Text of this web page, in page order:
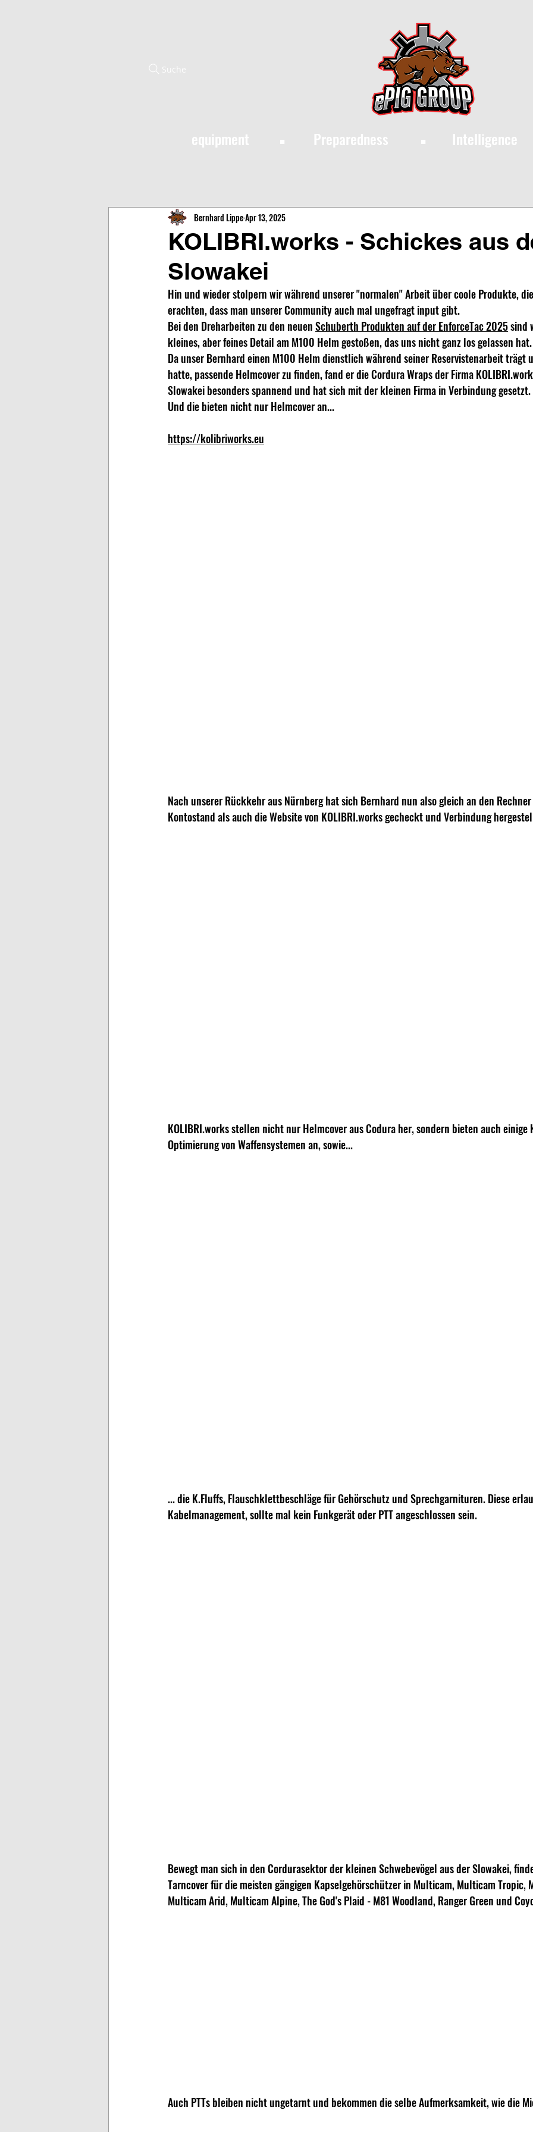
·
equipment Preparedness Intelligence
·
Suche
KOLIBRI.works - Schickes aus
Slowakei
Bernhard LippeApr 13, 2025
Hin und wieder stolpern wir während unserer "normalen" Arbeit über coole Produkte,
erachten, dass man unserer Community auch mal ungefragt input gibt.
Bei den Dreharbeiten zu den neuen Schuberth Produkten auf der EnforceTac 2025 sind
kleines, aber feines Detail am M100 Helm gestoßen, das uns nicht ganz los gelassen hat.
Da unser Bernhard einen M100 Helm dienstlich während seiner Reservistenarbeit trägt
hatte, passende Helmcover zu finden, fand er die Cordura Wraps der Firma
Slowakei besonders spannend und hat sich mit der kleinen Firma in Verbindung gesetzt.
Und die bieten nicht nur Helmcover an...
https://kolibriworks.eu
Nach unserer Rückkehr aus Nürnberg hat sich Bernhard nun also gleich an den
Kontostand als auch die Website von KOLIBRI.works gecheckt und Verbindung
KOLIBRI.works stellen nicht nur Helmcover aus Codura her, sondern bieten auch
Optimierung von Waffensystemen an, sowie...
... die K.Fluffs, Flauschklettbeschläge für Gehörschutz und Sprechgarnituren. Diese
Kabelmanagement, sollte mal kein Funkgerät oder PTT angeschlossen sein.
Bewegt man sich in den Cordurasektor der kleinen Schwebevögel aus der Slowakei,
Tarncover für die meisten gängigen Kapselgehörschützer in Multicam, Multicam Tropic,
Multicam Arid, Multicam Alpine, The God's Plaid - M81 Woodland, Ranger Green und
Auch PTTs bleiben nicht ungetarnt und bekommen die selbe Aufmerksamkeit, wie die